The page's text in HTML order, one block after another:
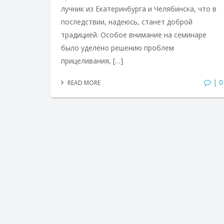
лучник из Екатеринбурга и Челябинска, что в
последствии, надеюсь, станет доброй
традицией. Особое внимание на семинаре
было уделено решению проблем
прицеливания, […]
READ MORE | 0